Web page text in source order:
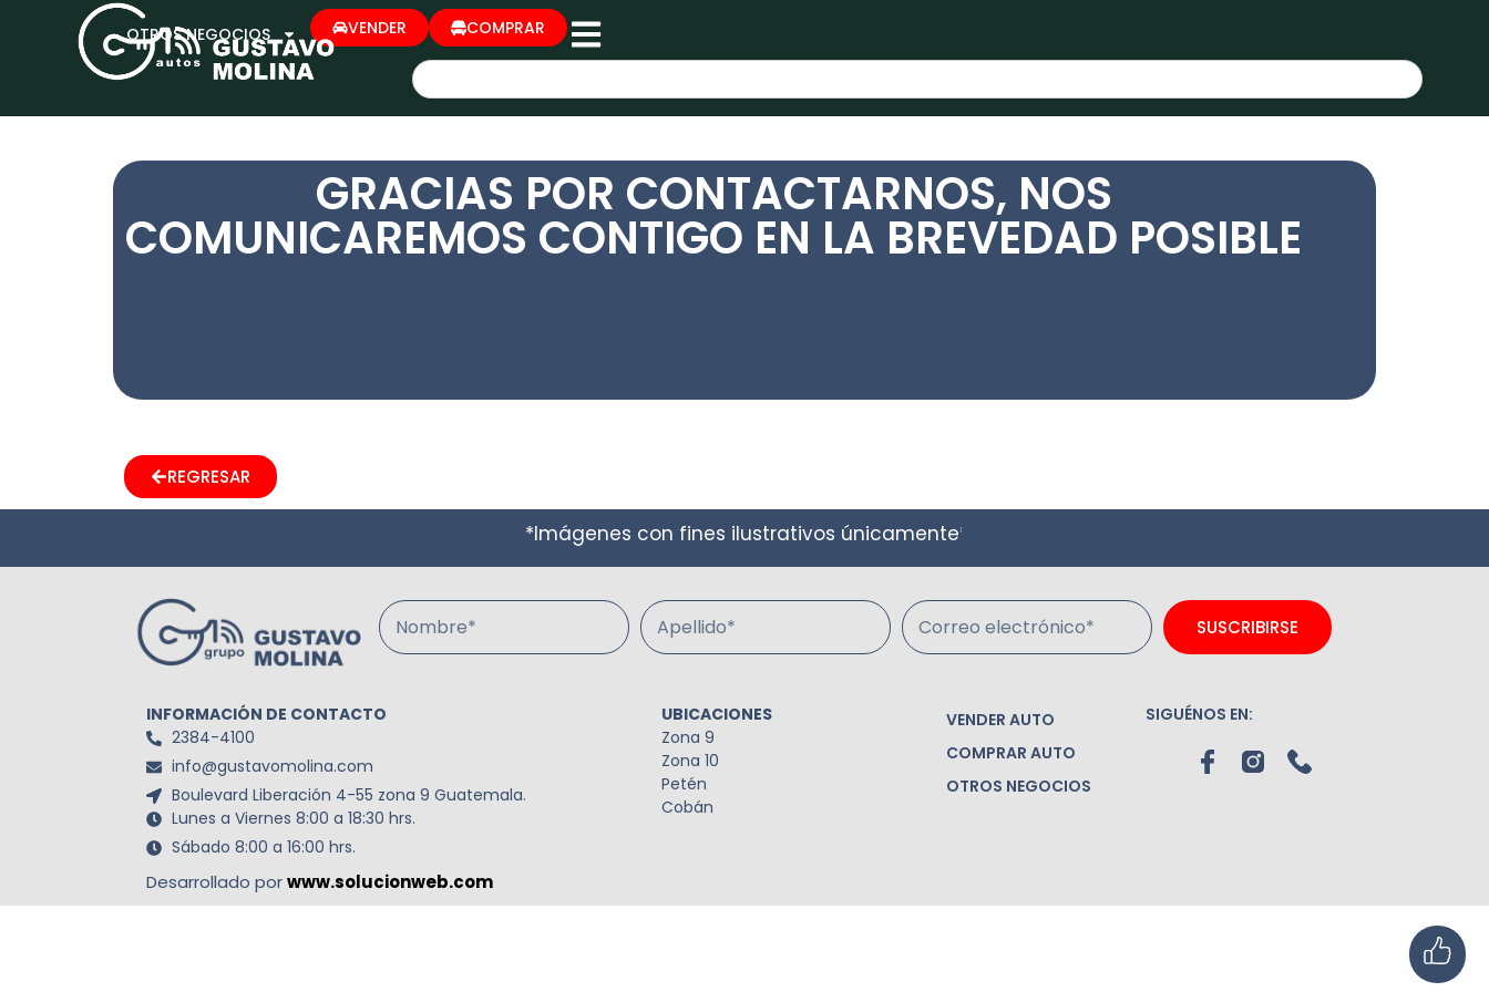
OTROS NEGOCIOS VENDER COMPRAR
GRACIAS POR CONTACTARNOS, NOS
COMUNICAREMOS CONTIGO EN LA BREVEDAD POSIBLE
REGRESAR
*Imágenes con fines ilustrativos únicamente*
Nombre* Apellido* Correo electrónico* SUSCRIBIRSE
INFORMACIÓN DE CONTACTO
2384-4100
info@gustavomolina.com
Boulevard Liberación 4-55 zona 9 Guatemala.
Lunes a Viernes 8:00 a 18:30 hrs.
Sábado 8:00 a 16:00 hrs.
UBICACIONES
Zona 9
Zona 10
Petén
Cobán
VENDER AUTO
COMPRAR AUTO
OTROS NEGOCIOS
SIGUÉNOS EN:
Desarrollado porwww.solucionweb.com